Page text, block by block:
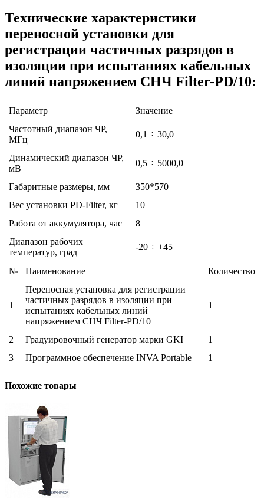
Технические характеристики
переносной установки для
регистрации частичных разрядов в
изоляции при испытаниях кабельных
линий напряжением СНЧ Filter-PD/10:
Параметр
Значение
Частотный диапазон ЧР,
МГц
0,1 ÷ 30,0
Динамический диапазон ЧР,
мВ
0,5 ÷ 5000,0
Габаритные размеры, мм
350*570
Вес установки PD-Filter, кг
10
Работа от аккумулятора, час
8
Диапазон рабочих
температур, град
-20 ÷ +45
№ Наименование Количество
1
Переносная установка для регистрации
частичных разрядов в изоляции при
испытаниях кабельных линий
напряжением СНЧ Filter-PD/10
1
2 Градуировочный генератор марки GKI
1
3
Программное обеспечение INVA Portable 1
Похожие товары